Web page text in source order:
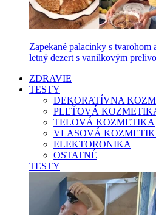
Zapekané palacinky s
letný dezert s vanilkovým
ZDRAVIE
TESTY
DEKORATÍVNA
PLEŤOVÁ
TELOVÁ KOZMETIKA
VLASOVÁ
ELEKTORONIKA
OSTATNÉ
TESTY